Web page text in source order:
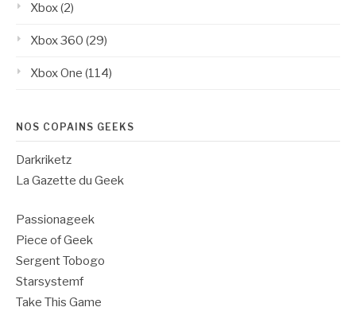
Xbox(2)
Xbox 360 (29)
Xbox One (114)
NOS COPAINS GEEKS
Darkriketz
La Gazette du Geek
Passionageek
Piece of Geek
Sergent Tobogo
Starsystemf
Take This Game